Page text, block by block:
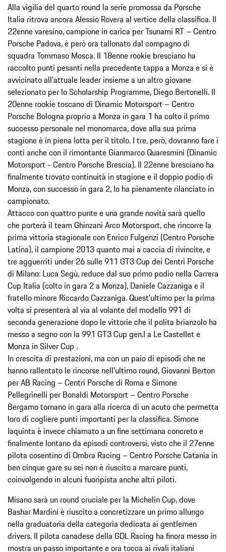
Alla vigilia del quarto round la serie promossa da Porsche
Italia ritrova ancora Alessio Rovera al vertice della classifica. Il
22enne varesino, campione in carica per Tsunami RT – Centro
Porsche Padova, è però ora tallonato dal compagno di
squadra Tommaso Mosca. Il 18enne rookie bresciano ha
raccolto punti pesanti nella precedente tappa a Monza e si è
avvicinato all'attuale leader insieme a un altro giovane
selezionato per lo Scholarship Programme, Diego Bertonelli. Il
20enne rookie toscano di Dinamic Motorsport – Centro
Porsche Bologna proprio a Monza in gara 1 ha colto il primo
successo personale nel monomarca, dove alla sua prima
stagione è in piena lotta per il titolo. I tre, però, dovranno fare i
conti anche con il rimontante Gianmarco Quaresmini (Dinamic
Motorsport - Centro Porsche Brescia). Il 22enne bresciano ha
finalmente trovato continuità in stagione e il doppio podio di
Monza, con successo in gara 2, lo ha pienamente rilanciato in
campionato.
Attacco con quattro punte e una grande novità sarà quello
che porterà il team Ghinzani Arco Motorsport, che rincorre la
prima vittoria stagionale con Enrico Fulgenzi (Centro Porsche
Latina), il campione 2013 quanto mai a caccia di rivincite, e
tre agguerriti under 26 sulle 911 GT3 Cup dei Centri Porsche
di Milano: Luca Segù, reduce dal suo primo podio nella Carrera
Cup Italia (colto in gara 2 a Monza), Daniele Cazzaniga e il
fratello minore Riccardo Cazzaniga. Quest'ultimo per la prima
volta si presenterà al via al volante del modello 991 di
seconda generazione dopo le vittorie che il polita brianzolo ha
messo a segno con la 991 GT3 Cup gen.I a Le Castellet e
Monza in Silver Cup .
In crescita di prestazioni, ma con un paio di episodi che ne
hanno rallentato le rincorse nell'ultimo round, Giovanni Berton
per AB Racing – Centri Porsche di Roma e Simone
Pellegrinelli per Bonaldi Motorsport – Centro Porsche
Bergamo tornano in gara alla ricerca di un acuto che permetta
loro di cogliere punti importanti per la classifica. Simone
Iaquinta è invece chiamato a un fine settimana concreto e
finalmente lontano da episodi controversi, visto che il 27enne
pilota cosentino di Ombra Racing – Centro Porsche Catania in
ben cinque gare su sei non è riuscito a marcare punti,
coinvolgendo in alcuni fuoripista anche altri piloti.
Misano sarà un round cruciale per la Michelin Cup, dove
Bashar Mardini è riuscito a concretizzare un primo allungo
nella graduatoria della categoria dedicata ai gentlemen
drivers. Il pilota canadese della GDL Racing ha finora messo in
mostra un passo importante e ora tocca ai rivali italiani